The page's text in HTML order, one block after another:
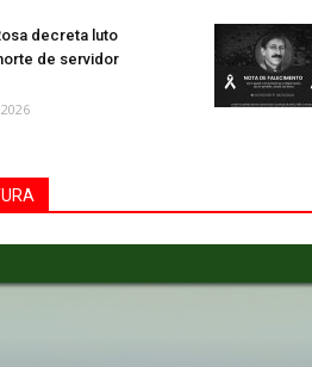
decreta luto
de servidor